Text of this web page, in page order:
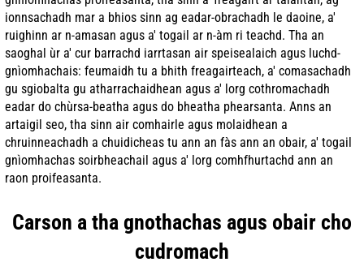
ionnsachadh mar a bhios sinn ag eadar-obrachadh le daoine, a'
ruighinn ar n-amasan agus a' togail ar n-àm ri teachd. Tha an
saoghal ùr a' cur barrachd iarrtasan air speisealaich agus luchd-
gnìomhachais: feumaidh tu a bhith freagairteach, a' comasachadh
gu sgiobalta gu atharrachaidhean agus a' lorg cothromachadh
eadar do chùrsa-beatha agus do bheatha phearsanta. Anns an
artaigil seo, tha sinn air comhairle agus molaidhean a
chruinneachadh a chuidicheas tu ann an fàs ann an obair, a' togail
gnìomhachas soirbheachail agus a' lorg comhfhurtachd ann an
raon proifeasanta.
Carson a tha gnothachas agus obair cho
cudromach